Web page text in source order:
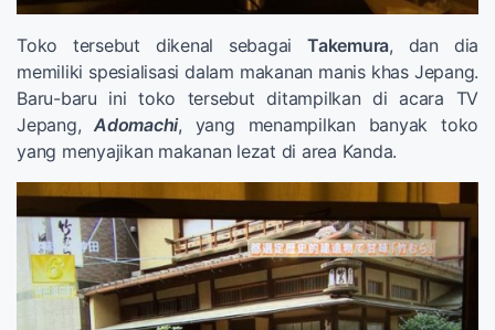
Toko tersebut dikenal sebagai Takemura, dan dia
memiliki spesialisasi dalam makanan manis khas Jepang.
Baru-baru ini toko tersebut ditampilkan di acara TV
Jepang,Adomachi, yang menampilkan banyak toko
yang menyajikan makanan lezat di area Kanda.